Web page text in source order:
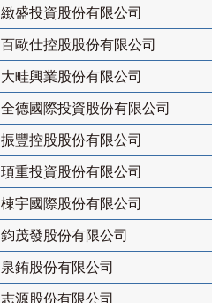
緻盛投資股份有限公司
百歐仕控股股份有限公司
大畦興業股份有限公司
全德國際投資股份有限公司
振豐控股股份有限公司
頊重投資股份有限公司
棟宇國際股份有限公司
鈞茂發股份有限公司
泉銪股份有限公司
志源股份有限公司